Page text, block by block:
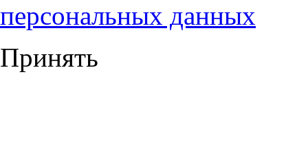
персональных данных
Принять